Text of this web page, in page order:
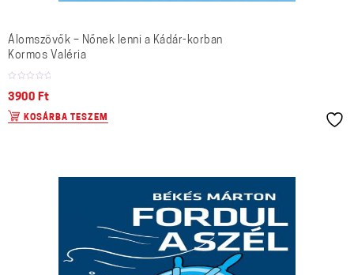
Álomszövők – Nőnek lenni a Kádár-korban
Kormos Valéria
3900 Ft
KOSÁRBA TESZEM